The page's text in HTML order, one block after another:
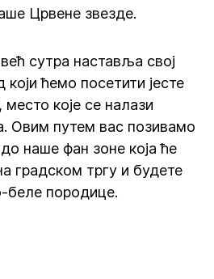
Црвене звезде.
сутра наставља свој
који ћемо посетити јесте
које се налази
Овим путем вас позивамо
наше фан зоне која ће
градском тргу и будете
беле породице.